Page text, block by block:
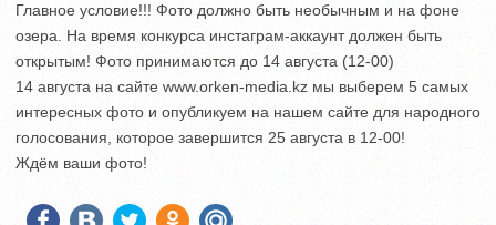
Главное условие!!! Фото должно быть необычным и на фоне
озера. На время конкурса инстаграм-аккаунт должен быть
открытым! Фото принимаются до 14 августа (12-00)
14 августа на сайте www.orken-media.kz мы выберем 5 самых
интересных фото и опубликуем на нашем сайте для народного
голосования, которое завершится 25 августа в 12-00!
Ждём ваши фото!